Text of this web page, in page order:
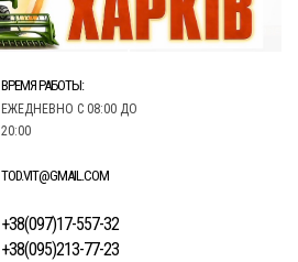
ВРЕМЯ РАБОТЫ:
ЕЖЕДНЕВНО С 08:00 ДО
20:00
TOD.VIT@GMAIL.COM
+38(097)17-557-32
+38(095)213-77-23